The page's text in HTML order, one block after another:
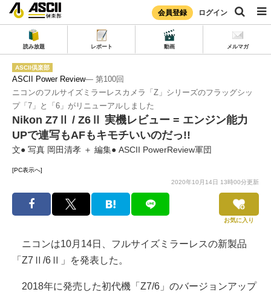
会員登録 ログイン
読み放題 レポート 動画 メルマガ
ASCII倶楽部
ASCII Power Review― 第100回
ニコンのフルサイズミラーレスカメラ「Z」シリーズのフラッグシッ
プ「7」と「6」がリニューアルしました
Nikon Z7Ⅱ / Z6Ⅱ 実機レビュー = エンジン能力
UPで連写もAFもキモチいいのだっ!!
文● 写真 岡田清孝 ＋ 編集● ASCII PowerReview軍団
[PC表示へ]
2020年10月14日 13時00分更新
お気に入り
ニコンは10月14日、フルサイズミラーレスの新製品
「Z7Ⅱ/6Ⅱ」を発表した。
2018年に発売した初代機「Z7/6」のバージョンアップ